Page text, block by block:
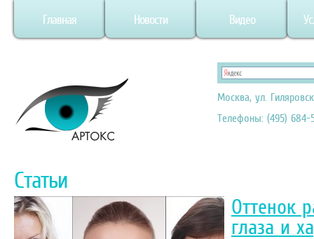
Главная Новости Видео
Москва, ул.
Телефоны: (495) 684-
Статьи
Оттенок
глаза и